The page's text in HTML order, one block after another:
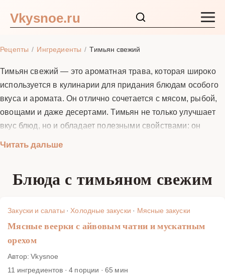
Vkysnoe.ru
Основные блюда
Супы
Ингредиенты
Блог
Рецепты Ингредиенты Тимьян свежий
Тимьян свежий — это ароматная трава, которая широко
используется в кулинарии для придания блюдам особого
вкуса и аромата. Он отлично сочетается с мясом, рыбой,
овощами и даже десертами. Тимьян не только улучшает
вкус блюд, но и обладает полезными свойствами: он
которые способствуют укреплению иммунитета и
разнообразные рецепты с тимьяном, которые помогут вам
условиях.
Читать дальше
Блюда с тимьяном свежим
Закуски и салаты ·Холодные закуски · Мясные закуски
Мясные веерки с айвовым чатни и мускатным
орехом
Автор: Vkysnoe
11 ингредиентов · 4 порции · 65 мин